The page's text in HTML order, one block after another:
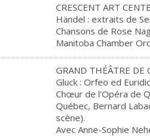
CRESCENT ART
Händel : extraits de
Chansons de Rose
Manitoba Chamber
GRAND THÉÂTRE DE
Gluck : Orfeo ed
Chœur de l'Opéra de
Québec, Bernard
scène).
Avec Anne-Sophie